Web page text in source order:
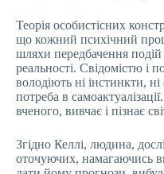
Теорія особистісних
що кожний психічний
шляхи передбачення
реальності. Свідомістю і
володіють ні інстинкти, ні
потреба в
вченого, вивчає і пізнає
Згідно Келлі, людина,
оточуючих, намагаючись